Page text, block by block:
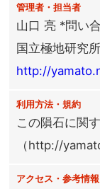
管理者・担当者
山口 亮 *問い
国立極地研究
http://
利用方法・規約
この隕石に関
（http://
アクセス・参考情報